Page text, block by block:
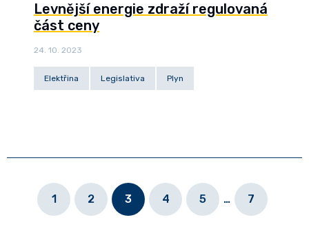
Levnější energie zdraží regulovaná
část ceny
24. 10. 2023
Elektřina Legislativa Plyn
1 2 3 4 5 … 7